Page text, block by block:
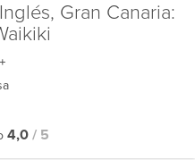
Gran Canaria:
+
4,0 / 5